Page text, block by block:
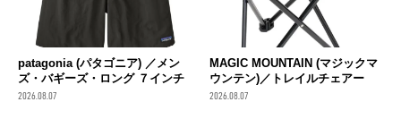
patagonia (パタゴニア) ／メン
ズ・バギーズ・ロング ７インチ
2026.08.07
MAGIC MOUNTAIN (マジックマ
ウンテン)／トレイルチェアー
2026.08.07